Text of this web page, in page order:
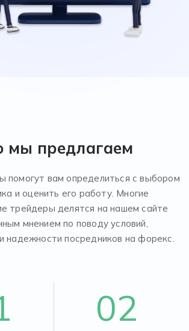
мы предлагаем
помогут вам определиться с выбором
и оценить его работу. Многие
трейдеры делятся на нашем сайте
мнением по поводу условий,
надежности посредников на форекс.
02